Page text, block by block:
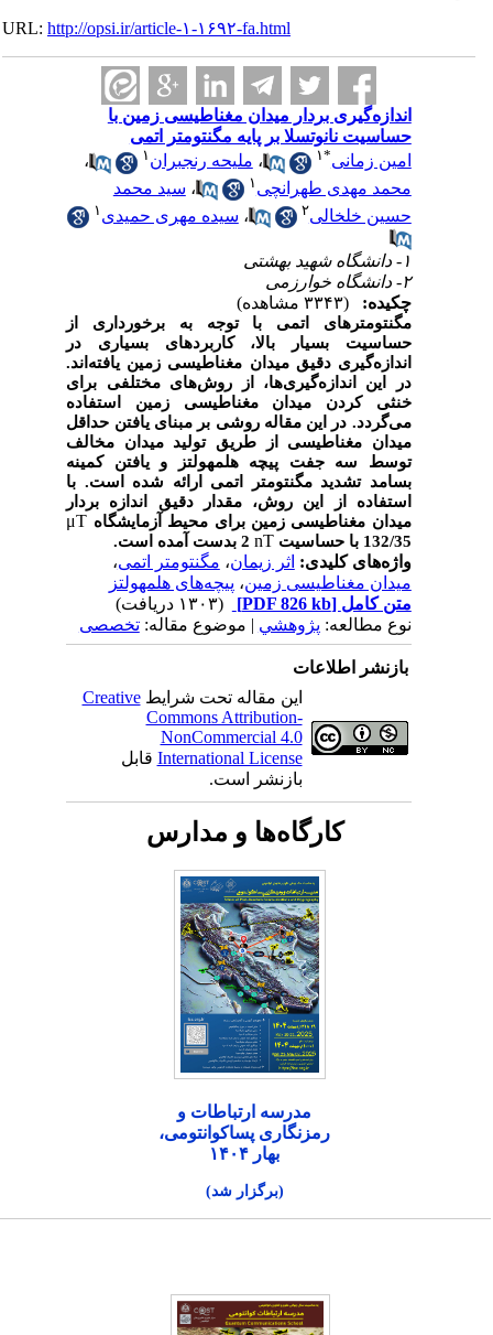
URL:http://opsi.ir/article-۱-۱۶۹۲-fa.html
اندازه‌گیری بردار میدان مغناطیسی زمین با
حساسیت نانوتسلا بر پایه مگنتومتر اتمی
امین زمانی
۱ ،ملیحه رنجبران ۱
،
محمد مهدی طهرانچی
،سید محمد
حسین خلخالی
،سیده مهری حمیدی
چکیده:
مگنتومترهای اتمی با توجه به برخورداری از
حساسیت بسیار بالا، کاربردهای بسیاری در
اندازه‌گیری دقیق میدان مغناطیسی زمین یافته‌اند.
در این اندازه‌گیری‌ها‌، از روش‌های مختلفی برای
خنثی کردن میدان مغناطیسی زمین استفاده
می‌گردد. در این مقاله روشی بر مبنای یافتن حداقل
میدان مغناطیسی از طریق تولید میدان مخالف
توسط سه جفت پیچه هلمهولتز و یافتن کمینه
بسامد تشدید مگنتومتر اتمی ارائه شده است. با
استفاده از این روش، مقدار دقیق اندازه بردار
میدان مغناطیسی زمین برای محیط آزمایشگاه μT
132/35 با حساسیت nT2 بدست آمده است.
واژه‌های کلیدی:اثر زیمان،مگنتومتر اتمی،
میدان مغناطیسی زمین،پیچه‌های هلمهولتز
متن کامل[PDF 826 kb]
نوع مطالعه:پژوهشي| موضوع مقاله:تخصصی
بازنشر اطلاعات
این مقاله تحت شرایطCreative
Commons Attribution-
NonCommercial 4.0
International Licenseقابل
بازنشر است.
کارگاه‌ها و مدارس
مدرسه ارتباطات و
رمزنگاری پساکوانتومی،
بهار ۱۴۰۴
(برگزار شد)